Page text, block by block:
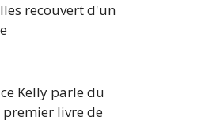
recouvert d'un
Kelly parle du
premier livre de